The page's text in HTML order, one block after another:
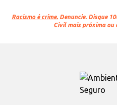
Racismo é crime. Denuncie. Disque
Civil mais próxima ou